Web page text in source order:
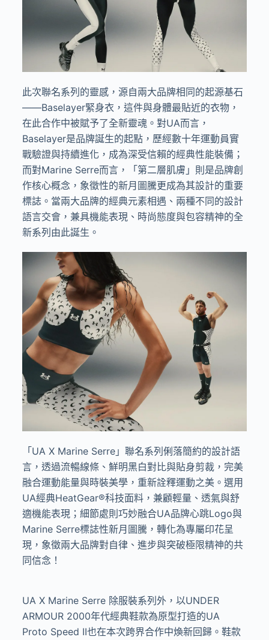
此次聯名系列的靈感，源自兩大品牌相同的起源基石
——Baselayer緊身衣，這件與身體最貼近的衣物，
在此合作中被賦予了全新靈魂。對UA而言，
Baselayer是品牌誕生的起點，歷經數十年運動員實
戰驗證與持續進化，成為深受信賴的經典性能裝備；
而對Marine Serre而言，「第二層肌膚」則是品牌創
作核心概念，象徵性的新月圖騰更成為其設計的重要
標誌。當兩大品牌的經典元素相遇、兩種不同的設計
語言交會，兼具機能表現、時尚態度與包容精神的全
新系列由此誕生。
「UA X Marine Serre」聯名系列俐落簡約的設計語
言，透過流暢線條、鮮明黑白對比與貼身剪裁，完美
融合運動能量與時裝美學，重新詮釋運動之美。選用
UA經典HeatGear®科技面料，兼顧輕量、透氣與舒
適機能表現；細節處則巧妙融合UA品牌心跳Logo與
Marine Serre標誌性新月圖騰，轉化為專屬印花呈
現，象徵兩大品牌對自律、進步與突破極限精神的共
同信念！
UA X Marine Serre 除服裝系列外，以UNDER
ARMOUR 2000年代經典鞋款為原型打造的UA
Proto Speed II也在本次跨界合作中煥新回歸。鞋款